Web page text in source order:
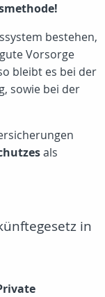
bestehen,
Vorsorge
bleibt es bei der
sowie bei der
als
in